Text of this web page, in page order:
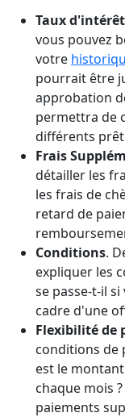
Taux d'intérêt
vous pouvez
votre
pourrait être
approbation
permettra de
différents
Frais
détailler les
les frais de
retard de
Conditions.
expliquer les
se passe-t-il
cadre d'une
Flexibilité de
conditions de
est le
chaque mois
paiements